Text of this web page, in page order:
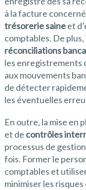
à la facture
trésorerie saineet
comptables. De
réconciliations
les enregistrements
aux mouvements
de détecter
les éventuelles
En outre, la mise en
et de contrôles
processus de
fois. Former le
comptables et
minimiser les